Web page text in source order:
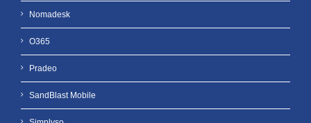
Nomadesk
O365
Pradeo
SandBlast Mobile